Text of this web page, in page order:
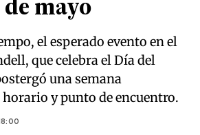
de mayo
el esperado evento en el
que celebra el Día del
una semana
y punto de encuentro.